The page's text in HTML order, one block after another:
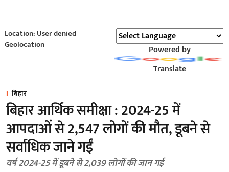
Location: User denied
Geolocation
Powered by
Translate
बिहार
बिहार आर्थिक समीक्षा : 2024-25 में
आपदाओं से 2,547 लोगों की मौत, डूबने से
सर्वाधिक जाने गईं
वर्ष 2024-25 में डूबने से 2,039 लोगों की जान गई